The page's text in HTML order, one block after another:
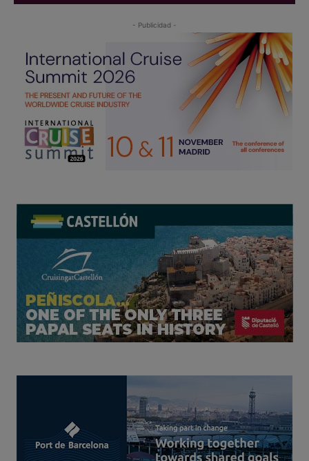
- Publicidad -